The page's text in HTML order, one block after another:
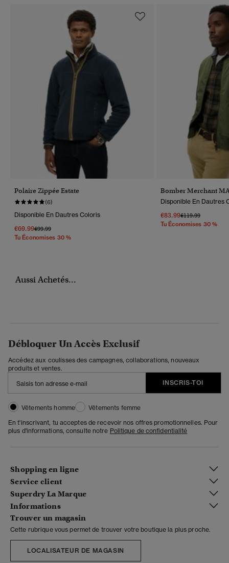
Polaire Zippée Estate
(6)
Disponible En Dautres Coloris
€69.99Prix Réduit De
€99.99À
Tu Économises 30 %
Bomber Merchant
Disponible En Dautres
€83.99Prix Réduit De
€119.99À
Tu Économises 30 %
Aussi Achetés...
Débloquer Un Accès Exclusif
Accédez aux coulisses des campagnes, collaborations, nouveaux
produits et ventes.
INSCRIS-TOI
Vêtements homme
Vêtements femme
En t'inscrivant, tu acceptes de recevoir nos offres promotionnelles. Pour
plus d'informations, consulte notre Politique de confidentialité
Shopping en ligne
Service client
Superdry La Marque
Informations
Trouver un magasin
Cette rubrique vous permet de trouver votre boutique la plus proche.
LOCALISATEUR DE MAGASIN